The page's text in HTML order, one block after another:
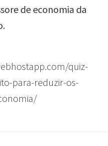
de economia da
quiz-
para-reduzir-os-